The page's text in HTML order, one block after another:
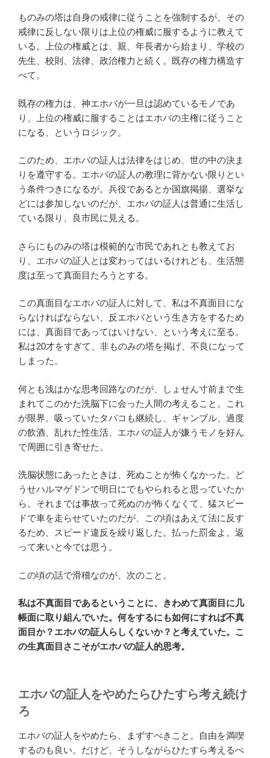
ものみの塔は自身の戒律に従うことを強制するが、その
戒律に反しない限りは上位の権威に服するように教えて
いる。上位の権威とは、親、年長者から始まり、学校の
先生、校則、法律、政治権力と続く。既存の権力構造す
べて。
既存の権力は、神エホバが一旦は認めているモノであ
り、上位の権威に服することはエホバの主権に従うこと
になる、というロジック。
このため、エホバの証人は法律をはじめ、世の中の決ま
りを遵守する。エホバの証人の教理に背かない限りとい
う条件つきになるが。兵役であるとか国旗掲揚、選挙な
どには参加しないのだが、エホバの証人は普通に生活し
ている限り、良市民に見える。
さらにものみの塔は模範的な市民であれとも教えてお
り、エホバの証人とは変わってはいるけれども、生活態
度は至って真面目たろうとする。
この真面目なエホバの証人に対して、私は不真面目にな
らなければならない、反エホバという生き方をするため
には、真面目であってはいけない、という考えに至る。
私は20才をすぎて、非ものみの塔を掲げ、不良になって
しまった。
何とも浅はかな思考回路なのだが、しょせん寸前まで生
まれてこのかた洗脳下に会った人間の考えること。これ
が限界。吸っていたタバコも継続し、ギャンブル、過度
の飲酒、乱れた性生活、エホバの証人が嫌うモノを好ん
で周囲に引き寄せた。
洗脳状態にあったときは、死ぬことが怖くなかった。ど
うせハルマゲドンで明日にでもやられると思っていたか
ら。それまでは事故って死ぬのが怖くなくて、猛スピー
ドで車を走らせていたのだが、この頃はあえて法に反す
るため、スピード違反を繰り返した。払った罰金よ。返
って来いと今では思う。
この頃の話で滑稽なのが、次のこと。
私は不真面目であるということに、きわめて真面目に几
帳面に取り組んでいた。何をするにも如何にすれば不真
面目か？エホバの証人らしくないか？と考えていた。こ
の生真面目さこそがエホバの証人的思考。
エホバの証人をやめたらひたすら考え続け
ろ
エホバの証人をやめたら、まずすべきこと。自由を満喫
するのも良い。だけど、そうしながらひたすら考えるべ